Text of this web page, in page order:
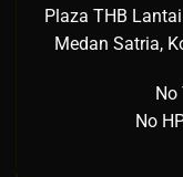
Plaza THB
Medan Satria,
No
No